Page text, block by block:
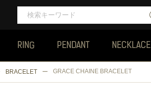
RING PENDANT NECKLACE
BRACELET GRACE CHAINE BRACELET